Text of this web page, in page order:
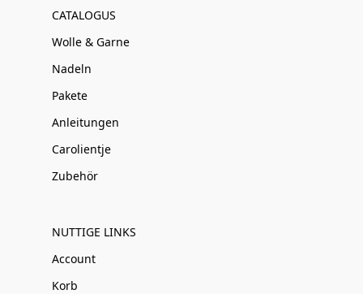
CATALOGUS
Wolle & Garne
Nadeln
Pakete
Anleitungen
Carolientje
Zubehör
NUTTIGE LINKS
Account
Korb